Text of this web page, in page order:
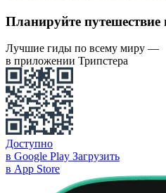
Планируйте путешествие
Лучшие гиды по всему миру —
в приложении Трипстера
Доступно
в Google Play Загрузить
в App Store